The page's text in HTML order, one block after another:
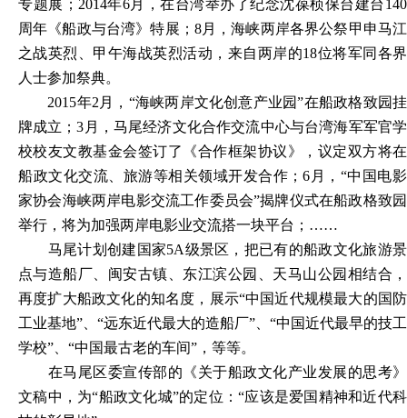
专题展；2014年6月，在台湾举办了纪念沈葆桢保台建台140
周年《船政与台湾》特展；8月，海峡两岸各界公祭甲申马江
之战英烈、甲午海战英烈活动，来自两岸的18位将军同各界
人士参加祭典。
2015年2月，“海峡两岸文化创意产业园”在船政格致园挂
牌成立；3月，马尾经济文化合作交流中心与台湾海军军官学
校校友文教基金会签订了《合作框架协议》，议定双方将在
船政文化交流、旅游等相关领域开发合作；6月，“中国电影
家协会海峡两岸电影交流工作委员会”揭牌仪式在船政格致园
举行，将为加强两岸电影业交流搭一块平台；……
马尾计划创建国家5A级景区，把已有的船政文化旅游景
点与造船厂、闽安古镇、东江滨公园、天马山公园相结合，
再度扩大船政文化的知名度，展示“中国近代规模最大的国防
工业基地”、“远东近代最大的造船厂”、“中国近代最早的技工
学校”、“中国最古老的车间”，等等。
在马尾区委宣传部的《关于船政文化产业发展的思考》
文稿中，为“船政文化城”的定位：“应该是爱国精神和近代科